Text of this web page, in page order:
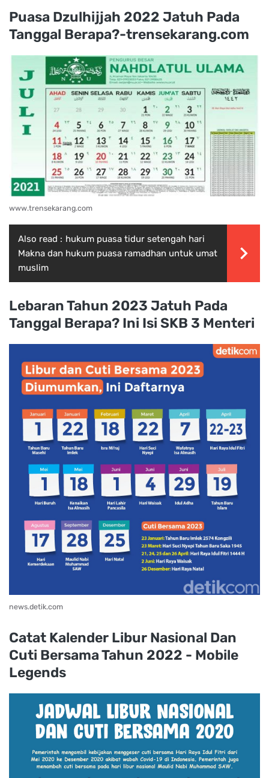
Puasa Dzulhijjah 2022 Jatuh Pada
Tanggal Berapa?-trensekarang.com
www.trensekarang.com
Also read : hukum puasa tidur setengah hari
Makna dan hukum puasa ramadhan untuk umat
muslim
Lebaran Tahun 2023 Jatuh Pada
Tanggal Berapa? Ini Isi SKB 3 Menteri
news.detik.com
Catat Kalender Libur Nasional Dan
Cuti Bersama Tahun 2022 - Mobile
Legends